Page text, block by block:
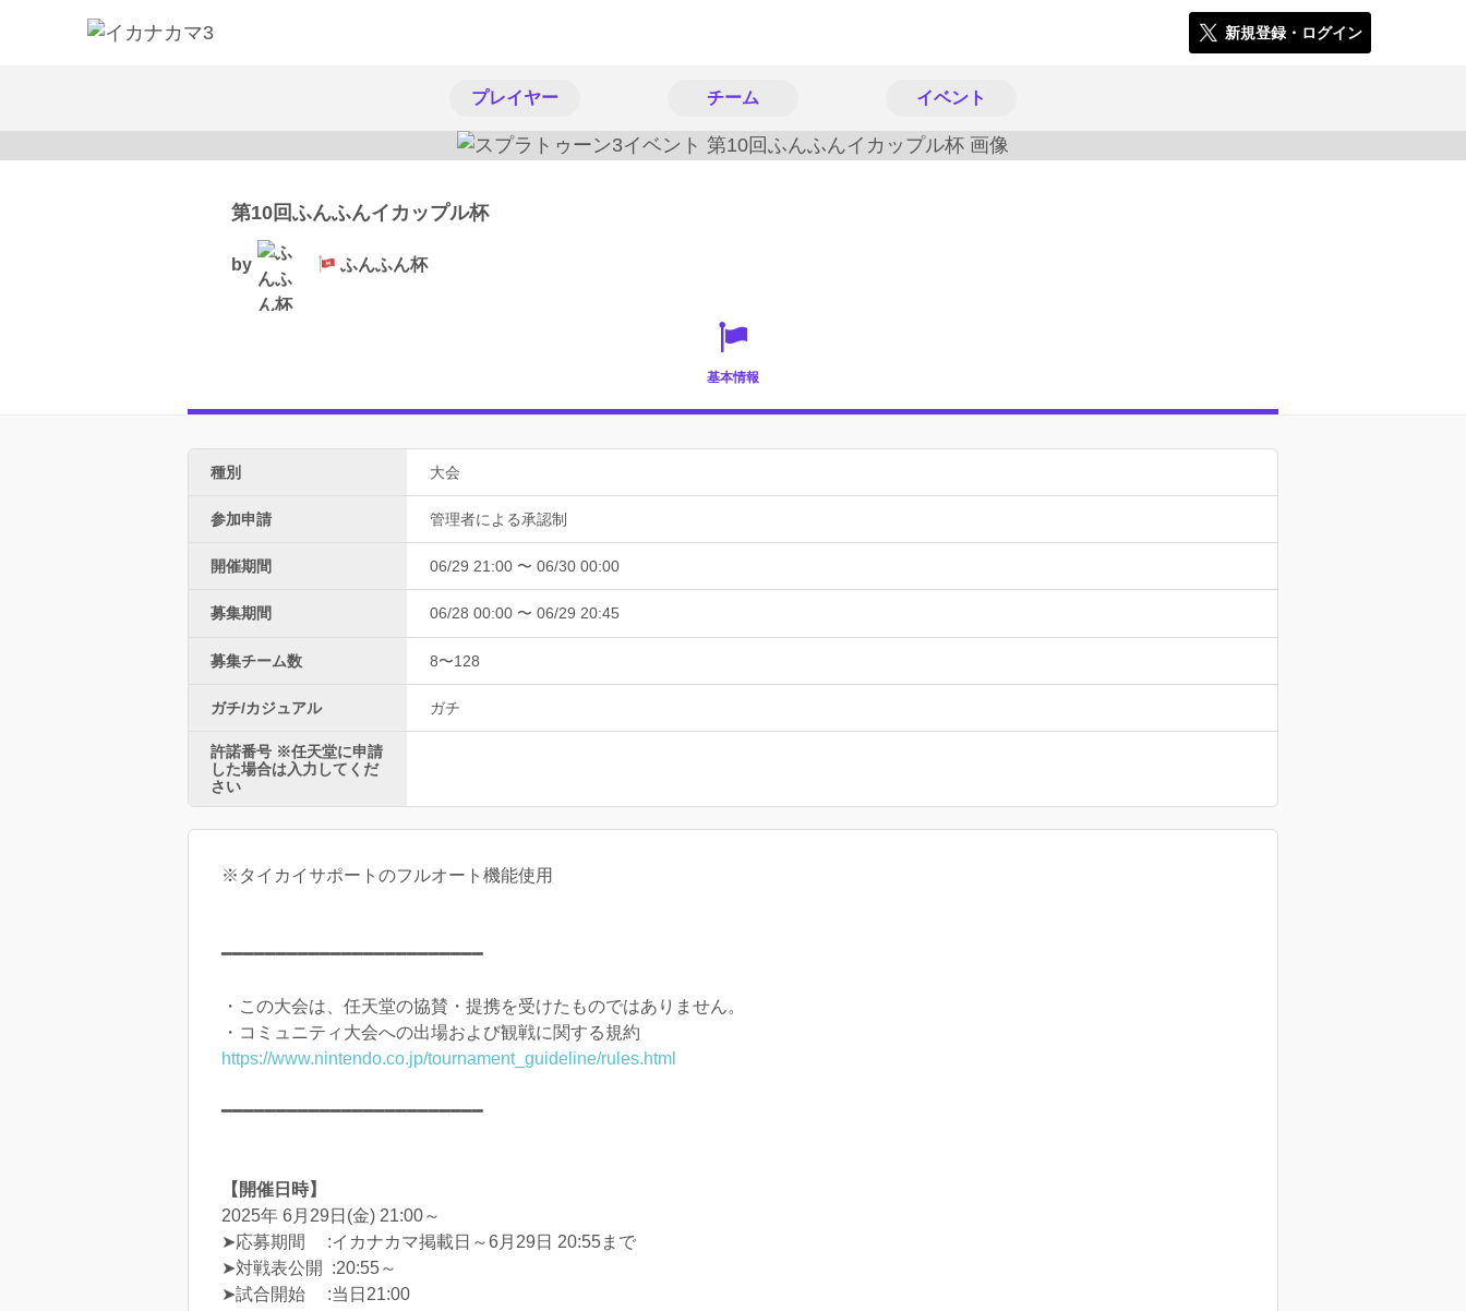
新規登録・ログイン
プレイヤー チーム イベント
第10回ふんふんイカップル杯
by ふんふん杯
基本情報
種別 大会
参加申請 管理者による承認制
開催期間 06/29 21:00 〜 06/30 00:00
募集期間 06/28 00:00 〜 06/29 20:45
募集チーム数 8〜128
ガチ/カジュアル ガチ
許諾番号 ※任天堂に申請
した場合は入力してくだ
さい
※タイカイサポートのフルオート機能使用
━━━━━━━━━━━━━━━━━━━━━━━━
・この大会は、任天堂の協賛・提携を受けたものではありません。
・コミュニティ大会への出場および観戦に関する規約
https://www.nintendo.co.jp/tournament_guideline/rules.html
━━━━━━━━━━━━━━━━━━━━━━━━
【開催日時】
2025年 6月29日(金) 21:00～
➤応募期間 :イカナカマ掲載日～6月29日 20:55まで
➤対戦表公開 :20:55～
➤試合開始 :当日21:00